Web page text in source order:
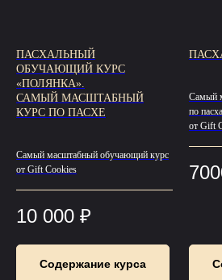
ПАСХАЛЬНЫЙ
ОБУЧАЮЩИЙ КУРС
«ПОЛЯНКА».
САМЫЙ МАСШТАБНЫЙ
КУРС ПО ПАСХЕ
Самый масштабный обучающий курс
от Gift Cookies
10 000 ₽
Содержание курса
Самый
по
от Gift